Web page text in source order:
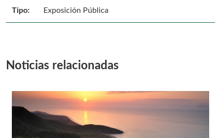
Tipo:
Exposición Pública
Noticias relacionadas